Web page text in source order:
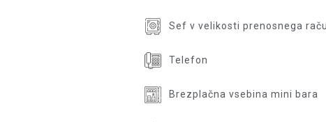
Sef v velikosti prenosnega
Telefon
Brezplačna vsebina mini bara